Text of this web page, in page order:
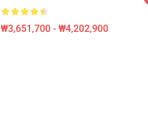
₩3,651,700 - ₩4,202,900